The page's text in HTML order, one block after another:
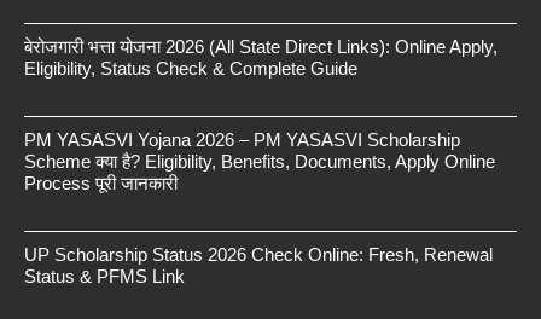
बेरोजगारी भत्ता योजना 2026 (All State Direct Links): Online Apply,
Eligibility, Status Check & Complete Guide
PM YASASVI Yojana 2026 – PM YASASVI Scholarship
Scheme क्या है? Eligibility, Benefits, Documents, Apply Online
Process पूरी जानकारी
UP Scholarship Status 2026 Check Online: Fresh, Renewal
Status & PFMS Link